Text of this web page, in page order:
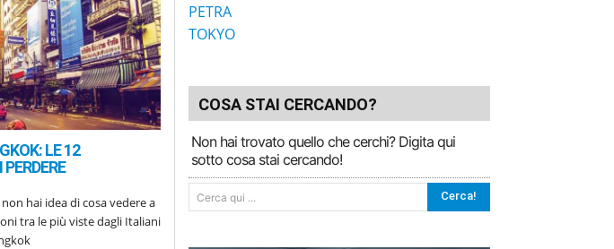
LE 12
hai idea di cosa vedere a
tra le più viste dagli Italiani
PETRA
TOKYO
COSA STAI CERCANDO?
Non hai trovato quello che cerchi? Digita qui
sotto cosa stai cercando!
Cerca qui ... Cerca!